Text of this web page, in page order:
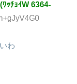
ｯﾁｮｲW 6364-
わ